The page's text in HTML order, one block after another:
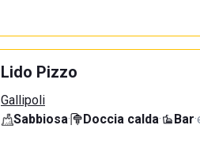
Lido Pizzo
Gallipoli
Sabbiosa· Doccia calda· Bar·